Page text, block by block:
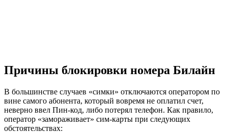
Причины блокировки номера Билайн
В большинстве случаев «симки» отключаются оператором по
вине самого абонента, который вовремя не оплатил счет,
неверно ввел Пин-код, либо потерял телефон. Как правило,
оператор «замораживает» сим-карты при следующих
обстоятельствах: